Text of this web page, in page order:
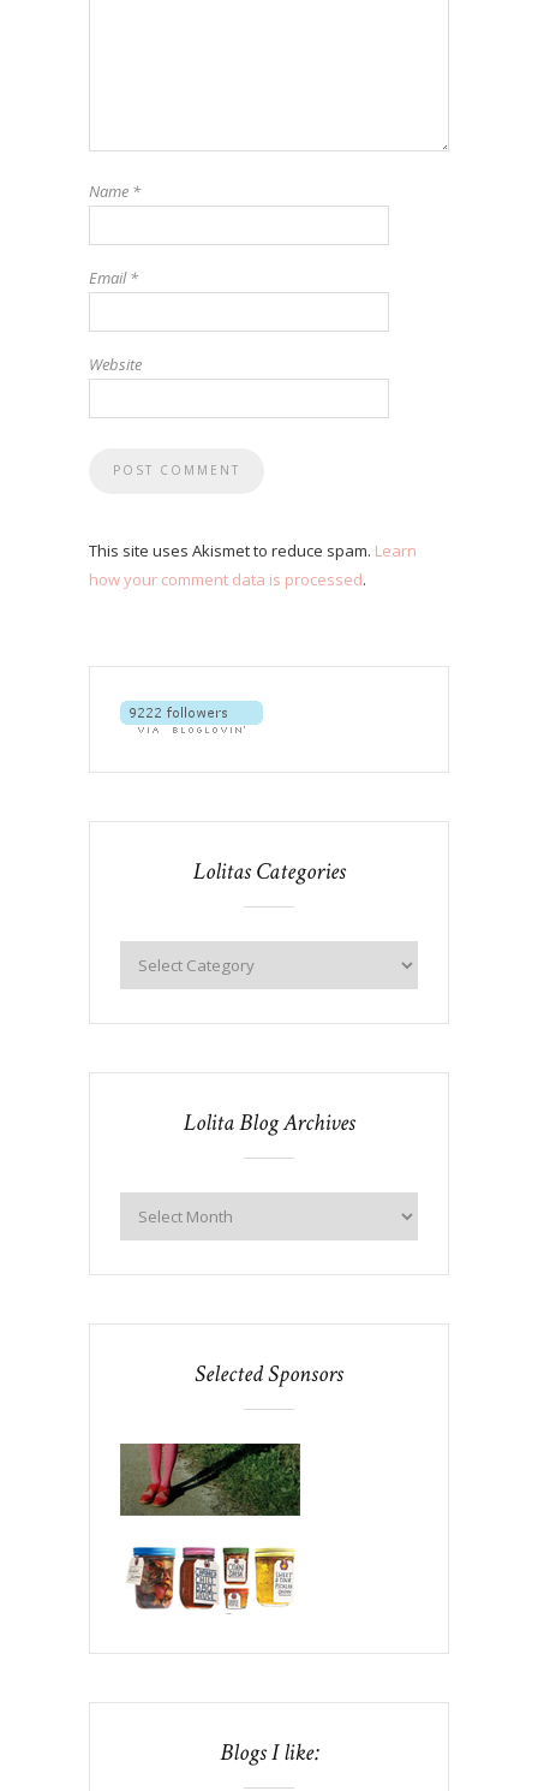
Name *
Email*
Website
This site uses Akismet to reduce spam. Learn
how your comment data is processed.
Lolitas Categories
Lolita Blog Archives
Selected Sponsors
Blogs I like: